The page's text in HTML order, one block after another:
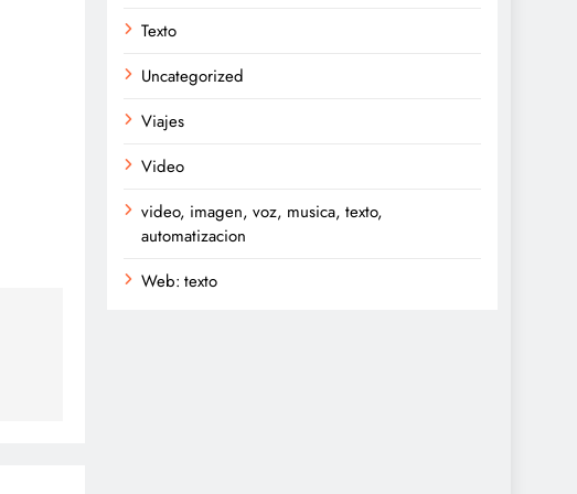
Texto
Uncategorized
Viajes
Video
video, imagen, voz, musica, texto,
automatizacion
Web: texto